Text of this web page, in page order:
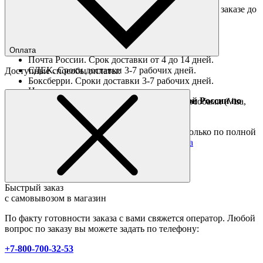
Доставка "день в день" в пределах МКАД (при заказе до
Ориентировочные сроки доставки по России
Почта России. Срок доставки от 4 до 14 дней.
СДЕК. Сроки доставки 3-7 рабочих дней.
Боксберри. Сроки доставки 3-7 рабочих дней.
Доставка за границу осуществляется Почтой России по
полной предоплате
Подробные условия
Оплата
Доступные способы оплаты:
Наличными при получении
Оплата он-лайн всеми популярными способами (Visa,
Mastercard и тд.)
Товары со скидкой отправляются по России только по полной
предоплате. Все подробности в разделе
оплата
Быстрый заказ
с самовывозом в магазин
По факту готовности заказа с вами свяжется оператор. Любой
вопрос по заказу вы можете задать по телефону:
+7-800-700-32-53